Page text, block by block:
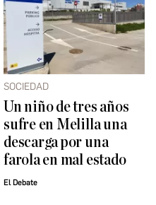
SOCIEDAD
Un niño de tres años
sufre en Melilla una
descarga por una
farola en mal estado
El Debate